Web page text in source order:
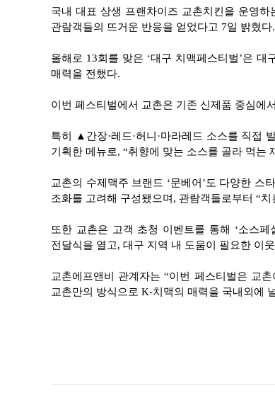
국내 대표 상생 프랜차이즈 교촌치킨을 운영
관람객들의 뜨거운 반응을 얻었다고 7일 밝혔다.
올해로 13회를 맞은 ‘대구 치맥페스티벌’은
매력을 전했다.
이번 페스티벌에서 교촌은 기존 신제품 중심에
특히 ▲간장·레드·허니·마라레드 소스를 직접
기획한 메뉴로, “취향에 맞는 소스를 골라 먹는
교촌의 수제맥주 브랜드 ‘문베어’도 다양한 스
조화를 고려해 구성됐으며, 관람객들로부터 “
또한 교촌은 고객 초청 이벤트를 통해 ‘소스
전달식을 열고, 대구 지역 내 도움이 필요한 이
교촌에프앤비 관계자는 “이번 페스티벌은 교
교촌만의 방식으로 K-치맥의 매력을 국내외에